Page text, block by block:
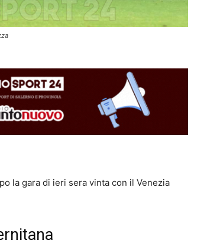
la gara di ieri sera vinta con il Venezia